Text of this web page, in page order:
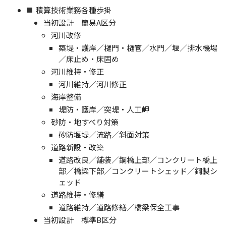
積算技術業務各種歩掛
当初設計 簡易A区分
河川改修
築堤・護岸／樋門・樋管／水門／堰／排水機場
／床止め・床固め
河川維持・修正
河川維持／河川修正
海岸整備
堤防・護岸／突堤・人工岬
砂防・地すべり対策
砂防堰堤／流路／斜面対策
道路新設・改築
道路改良／舗装／鋼橋上部／コンクリート橋上
部／橋梁下部／コンクリートシェッド／鋼製シ
ェッド
道路維持・修繕
道路維持／道路修繕／橋梁保全工事
当初設計 標準B区分